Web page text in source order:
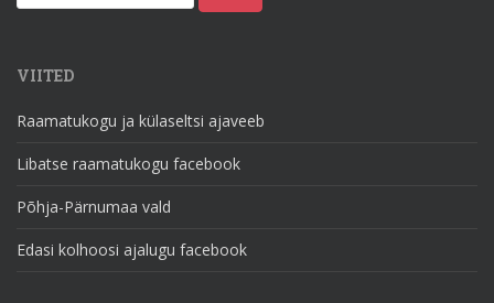
VIITED
Raamatukogu ja külaseltsi ajaveeb
Libatse raamatukogu facebook
Põhja-Pärnumaa vald
Edasi kolhoosi ajalugu facebook